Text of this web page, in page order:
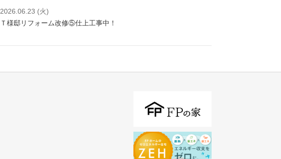
2026.06.23 (火)
Ｔ様邸リフォーム改修⑤仕上工事中！